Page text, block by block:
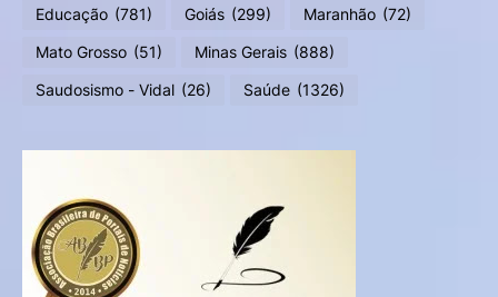
Educação (781) Goiás (299) Maranhão (72)
Mato Grosso (51) Minas Gerais (888)
Saudosismo - Vidal (26) Saúde (1326)